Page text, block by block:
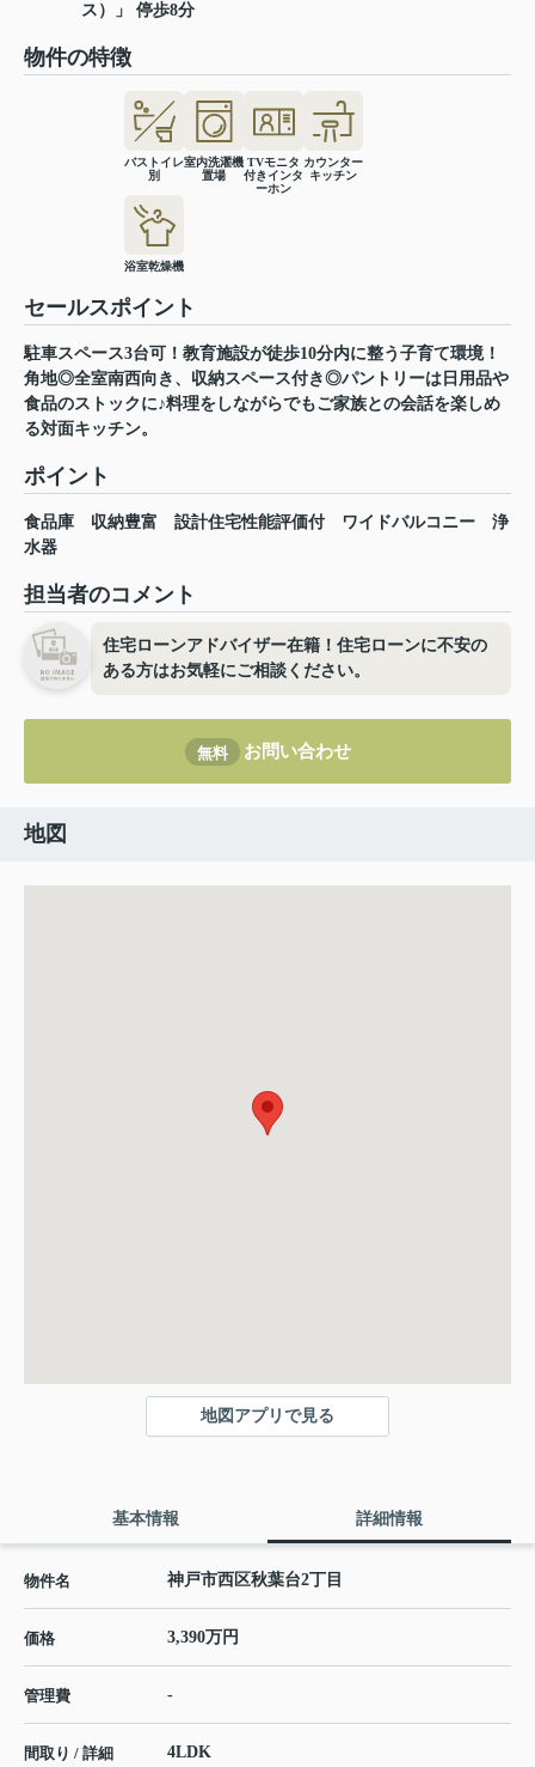
ス）」 停歩8分
物件の特徴
バストイレ
別
室内洗濯機
置場
TVモニタ
付きインタ
ーホン
カウンター
キッチン
浴室乾燥機
セールスポイント
駐車スペース3台可！教育施設が徒歩10分内に整う子育て環境！
角地◎全室南西向き、収納スペース付き◎パントリーは日用品や
食品のストックに♪料理をしながらでもご家族との会話を楽しめ
る対面キッチン。
ポイント
食品庫 収納豊富 設計住宅性能評価付 ワイドバルコニー
浄
水器
担当者のコメント
住宅ローンアドバイザー在籍！住宅ローンに不安の
ある方はお気軽にご相談ください。
無料 お問い合わせ
地図
地図アプリで見る
基本情報 詳細情報
物件名 神戸市西区秋葉台2丁目
価格 3,390万円
管理費 -
間取り / 詳細 4LDK